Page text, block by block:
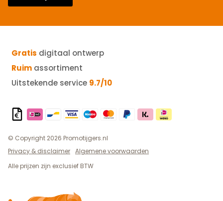
Gratis digitaal ontwerp
Ruim assortiment
Uitstekende service 9.7/10
© Copyright 2026 Promotijgers.nl
Privacy & disclaimer Algemene voorwaarden
Alle prijzen zijn exclusief BTW